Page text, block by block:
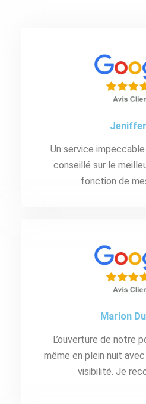
Un service impeccable
conseillé sur le
fonction de
Marion
L’ouverture de notre
même en plein nuit
visibilité. Je